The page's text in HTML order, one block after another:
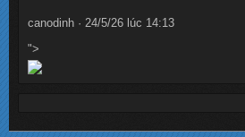
canodinh · 24/5/26 lúc 14:13
">